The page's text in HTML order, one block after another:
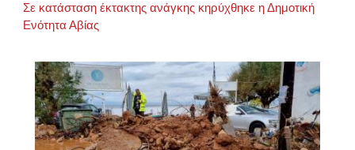
Σε κατάσταση έκτακτης ανάγκης κηρύχθηκε η Δημοτική
Ενότητα Αβίας